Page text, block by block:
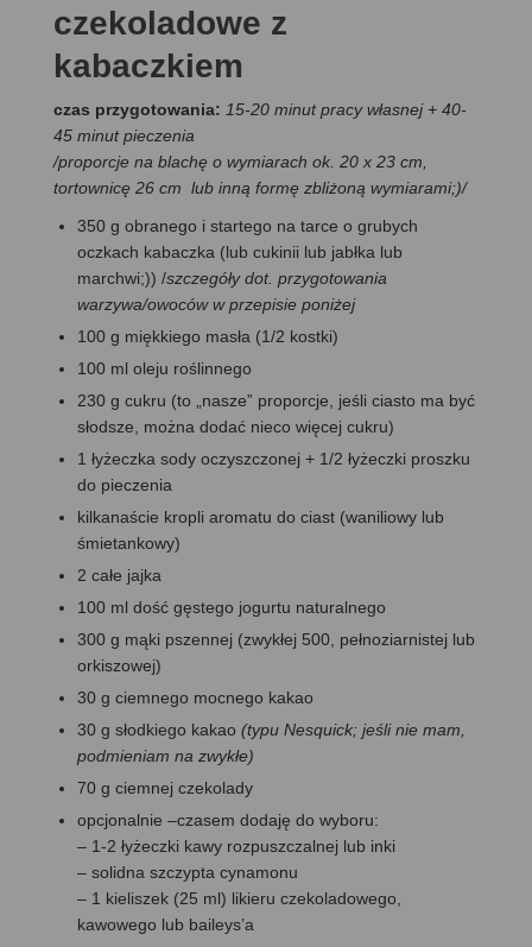
czekoladowe z
kabaczkiem
czas przygotowania: 15-20 minut pracy własnej + 40-
45 minut pieczenia
/proporcje na blachę o wymiarach ok. 20 x 23 cm,
tortownicę 26 cm lub inną formę zbliżoną wymiarami;)/
350 g obranego i startego na tarce o grubych
oczkach kabaczka (lub cukinii lub jabłka lub
marchwi;)) /szczegóły dot. przygotowania
warzywa/owoców w przepisie poniżej
100 g miękkiego masła (1/2 kostki)
100 ml oleju roślinnego
230 g cukru (to „nasze” proporcje, jeśli ciasto ma być
słodsze, można dodać nieco więcej cukru)
1 łyżeczka sody oczyszczonej + 1/2 łyżeczki proszku
do pieczenia
kilkanaście kropli aromatu do ciast (waniliowy lub
śmietankowy)
2 całe jajka
100 ml dość gęstego jogurtu naturalnego
300 g mąki pszennej (zwykłej 500, pełnoziarnistej lub
orkiszowej)
30 g ciemnego mocnego kakao
30 g słodkiego kakao (typu Nesquick; jeśli nie mam,
podmieniam na zwykłe)
70 g ciemnej czekolady
opcjonalnie –czasem dodaję do wyboru:
– 1-2 łyżeczki kawy rozpuszczalnej lub inki
– solidna szczypta cynamonu
– 1 kieliszek (25 ml) likieru czekoladowego,
kawowego lub baileys’a